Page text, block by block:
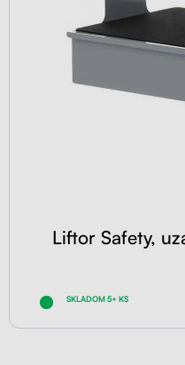
Liftor Safety,
SKLADOM 5+ KS